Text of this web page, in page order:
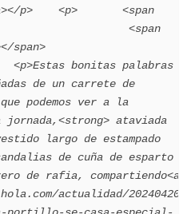
p>    <p>       <span
<span
span>
bonitas palabras
de un carrete de
podemos ver a la
ataviada
largo de estampado
de cuña de esparto y
de rafia, compartiendo<a
actualidad/202404202